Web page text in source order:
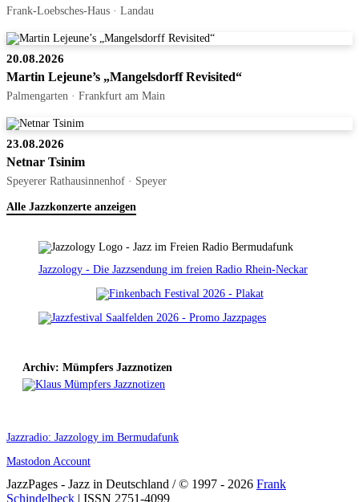
Frank-Loebsches-Haus · Landau
20.08.2026
Martin Lejeune’s „Mangelsdorff Revisited“
Palmengarten · Frankfurt am Main
23.08.2026
Netnar Tsinim
Speyerer Rathausinnenhof · Speyer
Alle Jazzkonzerte anzeigen
Jazzology - Die Jazzsendung im freien Radio Rhein-Neckar
Archiv: Mümpfers Jazznotizen
Jazzradio: Jazzology im Bermudafunk
Mastodon Account
JazzPages - Jazz in Deutschland / © 1997 - 2026 Frank
Schindelbeck | ISSN 2751-4099